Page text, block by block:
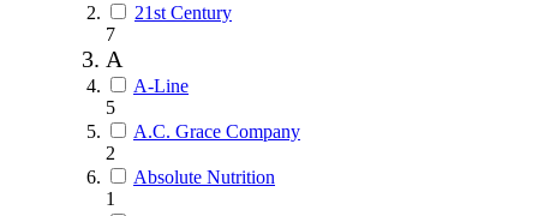
21st Century
7
A
A-Line
5
A.C. Grace Company
2
Absolute Nutrition
1